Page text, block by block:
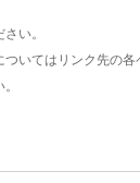
い。
いてはリンク先の各